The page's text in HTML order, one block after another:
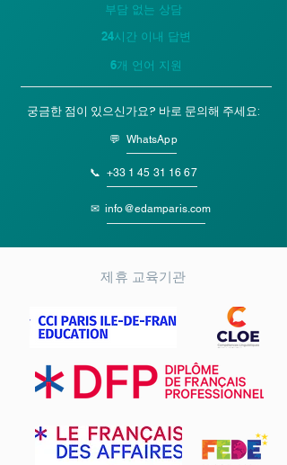
부담 없는 상담
24시간 이내 답변
6개 언어 지원
궁금한 점이 있으신가요? 바로 문의해 주세요:
💬 WhatsApp
📞 +33 1 45 31 16 67
✉info@edamparis.com
제휴 교육기관